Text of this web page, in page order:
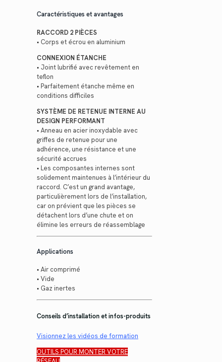
Caractéristiques et avantages
RACCORD 2 PIÈCES
• Corps et écrou en aluminium
CONNEXION ÉTANCHE
• Joint lubrifié avec revêtement en
teflon
• Parfaitement étanche même en
conditions difficiles
SYSTÈME DE RETENUE INTERNE AU
DESIGN PERFORMANT
• Anneau en acier inoxydable avec
griffes de retenue pour une
adhérence, une résistance et une
sécurité accrues
• Les composantes internes sont
solidement maintenues à l’intérieur du
raccord. C’est un grand avantage,
particulièrement lors de l’installation,
car on prévient que les pièces se
détachent lors d’une chute et on
élimine les erreurs de réassemblage
Applications
• Air comprimé
• Vide
• Gaz inertes
Conseils d’installation et infos-produits
Visionnez les vidéos de formation
OUTILS POUR MONTER VOTRE